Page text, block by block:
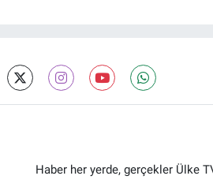
Haber her yerde, gerçekler Ülke